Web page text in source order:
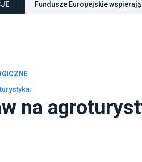
Fundusze Europejskie
na